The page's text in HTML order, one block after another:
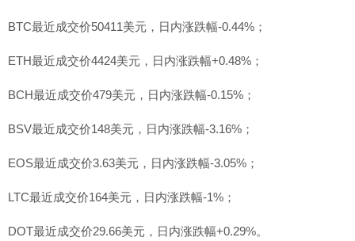
BTC最近成交价50411美元，日内涨跌幅-0.44%；
ETH最近成交价4424美元，日内涨跌幅+0.48%；
BCH最近成交价479美元，日内涨跌幅-0.15%；
BSV最近成交价148美元，日内涨跌幅-3.16%；
EOS最近成交价3.63美元，日内涨跌幅-3.05%；
LTC最近成交价164美元，日内涨跌幅-1%；
DOT最近成交价29.66美元，日内涨跌幅+0.29%。